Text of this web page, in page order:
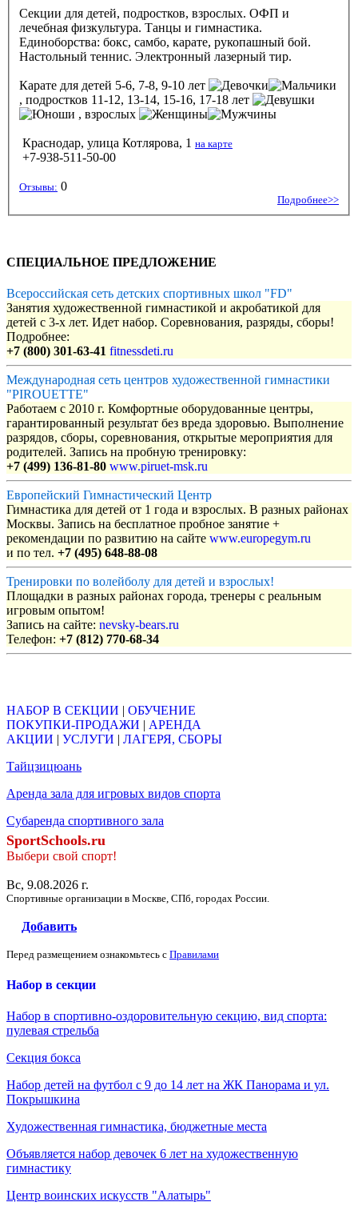
Секции для детей, подростков, взрослых. ОФП и
лечебная физкультура. Танцы и гимнастика.
Единоборства: бокс, самбо, карате, рукопашный бой.
Настольный теннис. Электронный лазерный тир.
Карате для детей 5-6, 7-8, 9-10 лет
, подростков 11-12, 13-14, 15-16, 17-18 лет
, взрослых
Краснодар, улица Котлярова, 1 на карте
+7-938-511-50-00
Отзывы: 0
Подробнее>>
СПЕЦИАЛЬНОЕ ПРЕДЛОЖЕНИЕ
Всероссийская сеть детских спортивных школ "FD"
Занятия художественной гимнастикой и акробатикой для
детей с 3-х лет. Идет набор. Соревнования, разряды, сборы!
Подробнее:
+7 (800) 301-63-41 fitnessdeti.ru
Международная сеть центров художественной гимнастики
"PIROUETTE"
Работаем с 2010 г. Комфортные оборудованные центры,
гарантированный результат без вреда здоровью. Выполнение
разрядов, сборы, соревнования, открытые мероприятия для
родителей. Запись на пробную тренировку:
+7 (499) 136-81-80 www.piruet-msk.ru
Европейский Гимнастический Центр
Гимнастика для детей от 1 года и взрослых. В разных районах
Москвы. Запись на бесплатное пробное занятие +
рекомендации по развитию на сайте www.europegym.ru
и по тел. +7 (495) 648-88-08
Тренировки по волейболу для детей и взрослых!
Площадки в разных районах города, тренеры с реальным
игровым опытом!
Запись на сайте: nevsky-bears.ru
Телефон: +7 (812) 770-68-34
НАБОР В СЕКЦИИ | ОБУЧЕНИЕ
ПОКУПКИ-ПРОДАЖИ | АРЕНДА
АКЦИИ | УСЛУГИ | ЛАГЕРЯ, СБОРЫ
Тайцзицюань
Аренда зала для игровых видов спорта
Субаренда спортивного зала
SportSchools.ru
Выбери свой спорт!
Вс, 9.08.2026 г.
Спортивные организации в Москве, СПб, городах России.
Добавить
Перед размещением ознакомьтесь с Правилами
Набор в секции
Набор в спортивно-оздоровительную секцию, вид спорта:
пулевая стрельба
Секция бокса
Набор детей на футбол с 9 до 14 лет на ЖК Панорама и ул.
Покрышкина
Художественная гимнастика, бюджетные места
Объявляется набор девочек 6 лет на художественную
гимнастику
Центр воинских искусств "Алатырь"